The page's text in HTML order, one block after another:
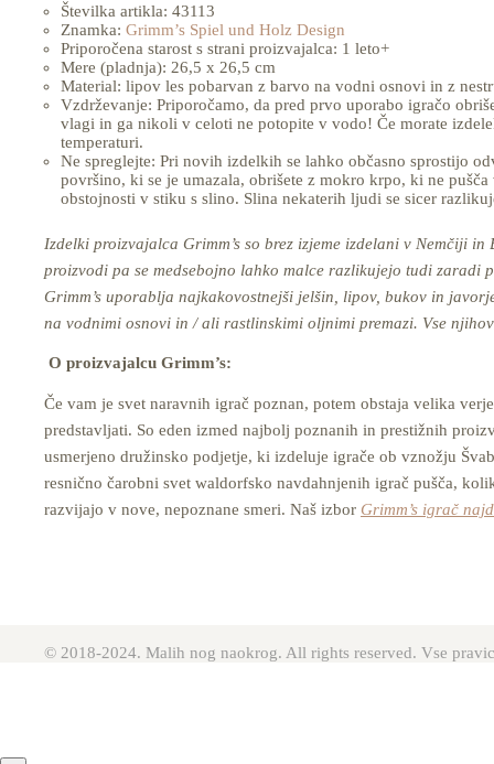
Številka artikla: 43113
Znamka: Grimm’s Spiel und Holz Design
Priporočena starost s strani proizvajalca: 1 leto+
Mere (pladnja): 26,5 x 26,5 cm
Material: lipov les pobarvan z barvo na vodni osnovi in z
Vzdrževanje: Priporočamo, da pred prvo uporabo igračo
vlagi in ga nikoli v celoti ne potopite v vodo! Če morate
temperaturi.
Ne spreglejte: Pri novih izdelkih se lahko občasno sprostijo
površino, ki se je umazala, obrišete z mokro krpo, ki ne
obstojnosti v stiku s slino. Slina nekaterih ljudi se sicer
Izdelki proizvajalca Grimm’s so brez izjeme izdelani v Nemčiji
proizvodi pa se medsebojno lahko malce razlikujejo tudi zaradi
Grimm’s uporablja najkakovostnejši jelšin, lipov, bukov in
na vodnimi osnovi in / ali rastlinskimi oljnimi premazi. Vse
O proizvajalcu Grimm’s:
Če vam je svet naravnih igrač poznan, potem obstaja velika
predstavljati. So eden izmed najbolj poznanih in prestižnih
usmerjeno družinsko podjetje, ki izdeluje igrače ob vznožju
resnično čarobni svet waldorfsko navdahnjenih igrač pušča,
razvijajo v nove, nepoznane smeri. Naš izbor Grimm’s igrač
© 2018-2024. Malih nog naokrog. All rights reserved. Vse